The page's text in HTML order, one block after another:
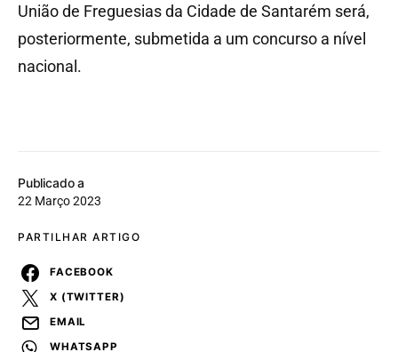
Publicado a
22 Março 2023
PARTILHAR ARTIGO
FACEBOOK
X (TWITTER)
EMAIL
WHATSAPP
União de Freguesias da Cidade de Santarém será,
posteriormente, submetida a um concurso a nível
nacional.